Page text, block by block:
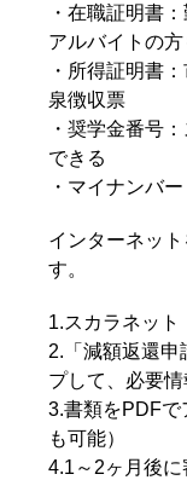
・在職証明書
アルバイトの
・所得証明書
泉徴収票
・奨学金番号
できる
・マイナンバ
インターネッ
す。
1.スカラネット
2.「減額返還申
プして、必要
3.書類をPDFで
も可能）
4.1～2ヶ月後